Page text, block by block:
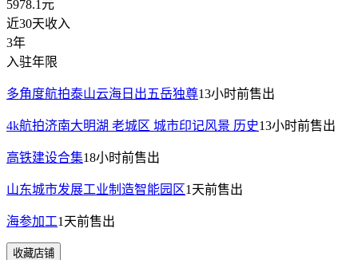
5978.1 元
近30天收入
3年
入驻年限
多角度航拍泰山云海日出五岳独尊13小时前售出
4k航拍济南大明湖 老城区 城市印记风景 历史13小时前售出
高铁建设合集18小时前售出
山东城市发展工业制造智能园区1天前售出
海参加工1天前售出
收藏店铺